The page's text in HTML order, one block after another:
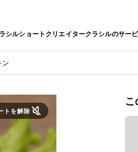
シルショートクリエイタークラシルのサー
ン
トを解除